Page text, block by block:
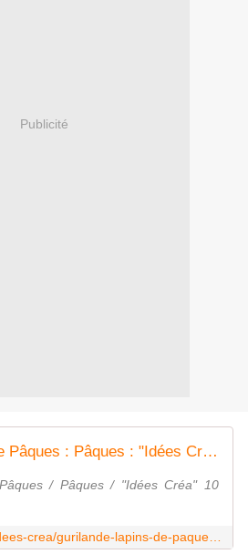
Publicité
Guirlande Lapins de Pâques : Pâques : "Idées Créa" 10 DOIGTS : 10 Doigts
/ Pâques / "Idées Créa" 10